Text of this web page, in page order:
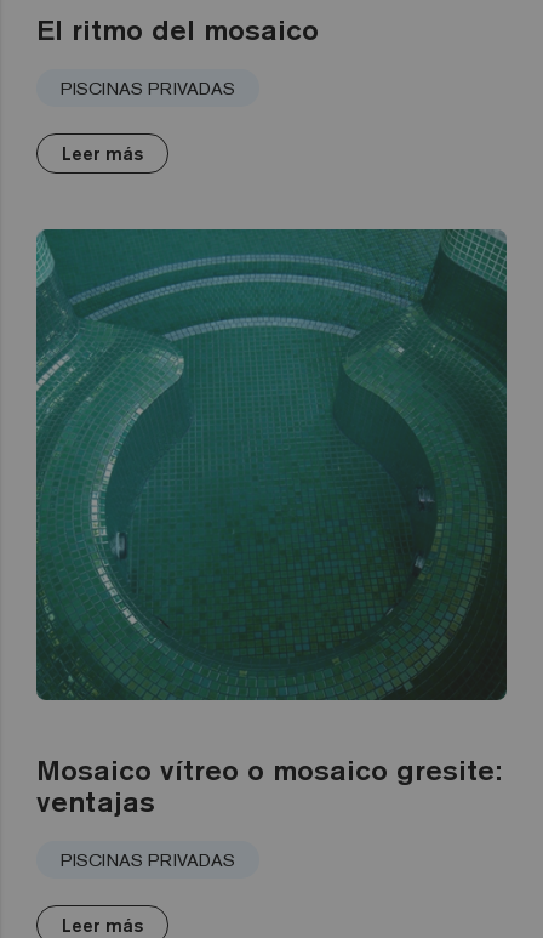
El ritmo del mosaico
PISCINAS PRIVADAS
Leer más
Mosaico vítreo o mosaico gresite:
ventajas
PISCINAS PRIVADAS
Leer más